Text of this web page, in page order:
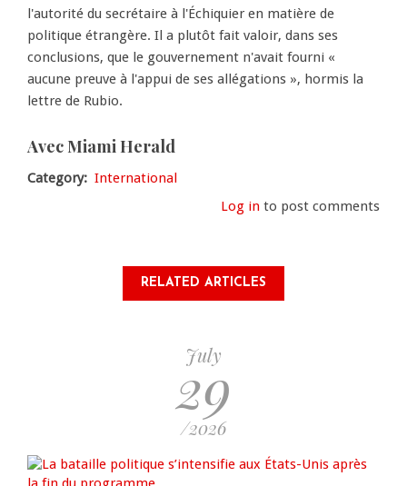
l'autorité du secrétaire à l'Échiquier en matière de
politique étrangère. Il a plutôt fait valoir, dans ses
conclusions, que le gouvernement n'avait fourni «
aucune preuve à l'appui de ses allégations », hormis la
lettre de Rubio.
Avec Miami Herald
Category
International
Log in to post comments
RELATED ARTICLES
July
29
/2026